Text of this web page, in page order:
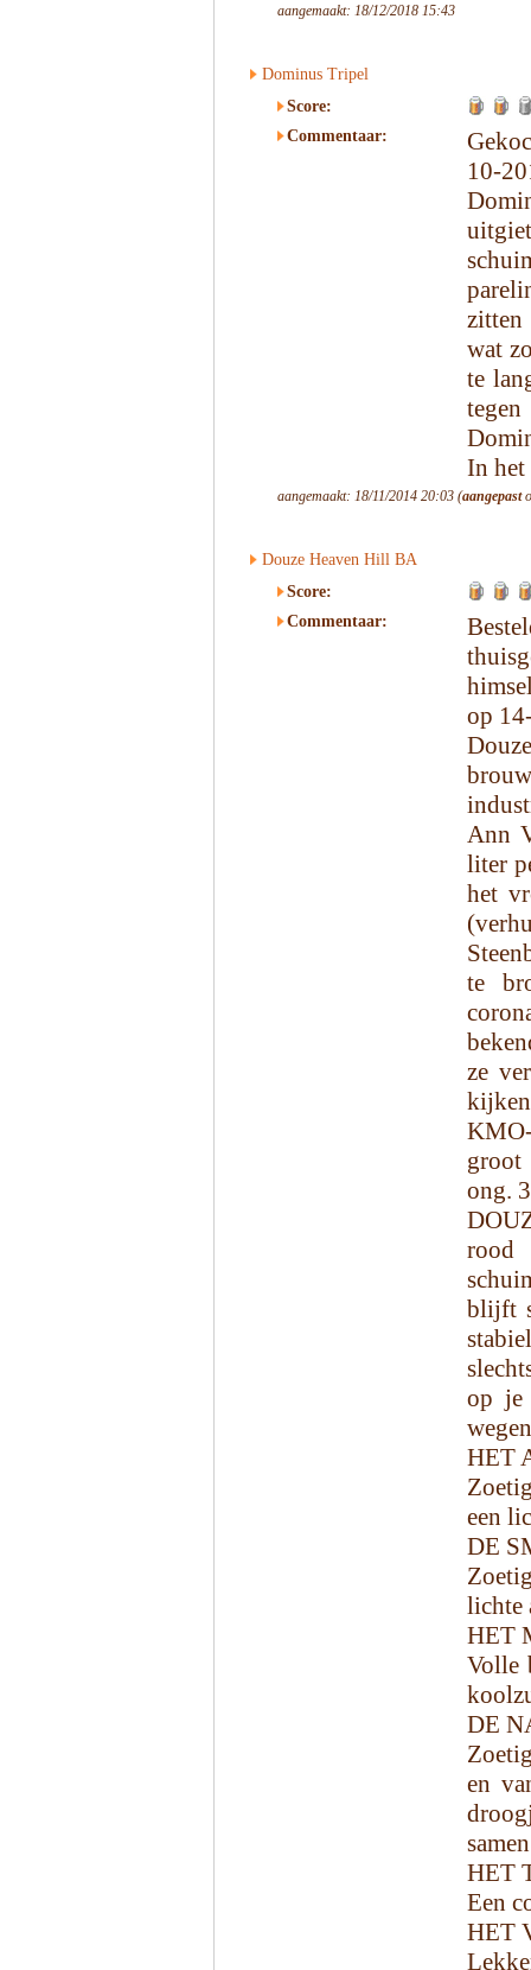
aangemaakt: 18/12/2018 15:43
Dominus Tripel
Score:
Commentaar:
10-
zitten
wat
te
In het
aangemaakt: 18/11/2014 20:03 (aangepast
Douze Heaven Hill BA
Score:
Commentaar:
op
Ann
liter
het
te
ze
ong.
rood
blijft
op je
HET
een
DE
lichte
HET
Volle
DE
en
HET
Een
HET